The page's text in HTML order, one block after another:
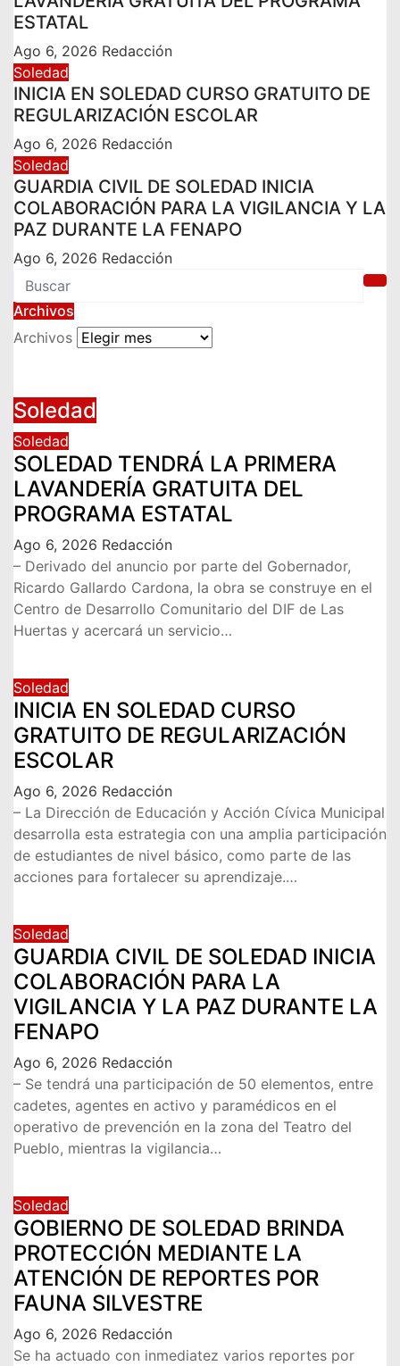
ESTATAL
Ago 6, 2026 Redacción
Soledad
INICIA EN SOLEDAD CURSO GRATUITO DE
REGULARIZACIÓN ESCOLAR
Ago 6, 2026 Redacción
Soledad
GUARDIA CIVIL DE SOLEDAD INICIA
COLABORACIÓN PARA LA VIGILANCIA Y LA
PAZ DURANTE LA FENAPO
Ago 6, 2026 Redacción
Archivos
Archivos
Soledad
Soledad
SOLEDAD TENDRÁ LA PRIMERA
LAVANDERÍA GRATUITA DEL
PROGRAMA ESTATAL
Ago 6, 2026 Redacción
– Derivado del anuncio por parte del Gobernador,
Ricardo Gallardo Cardona, la obra se construye en el
Centro de Desarrollo Comunitario del DIF de Las
Huertas y acercará un servicio…
Soledad
INICIA EN SOLEDAD CURSO
GRATUITO DE REGULARIZACIÓN
ESCOLAR
Ago 6, 2026 Redacción
– La Dirección de Educación y Acción Cívica Municipal
desarrolla esta estrategia con una amplia participación
de estudiantes de nivel básico, como parte de las
acciones para fortalecer su aprendizaje.…
Soledad
GUARDIA CIVIL DE SOLEDAD INICIA
COLABORACIÓN PARA LA
VIGILANCIA Y LA PAZ DURANTE LA
FENAPO
Ago 6, 2026 Redacción
– Se tendrá una participación de 50 elementos, entre
cadetes, agentes en activo y paramédicos en el
operativo de prevención en la zona del Teatro del
Pueblo, mientras la vigilancia…
Soledad
GOBIERNO DE SOLEDAD BRINDA
PROTECCIÓN MEDIANTE LA
ATENCIÓN DE REPORTES POR
FAUNA SILVESTRE
Ago 6, 2026 Redacción
Se ha actuado con inmediatez varios reportes por